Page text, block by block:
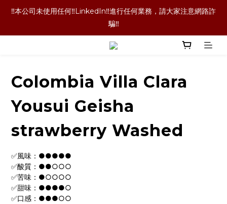
‼️本公司未使用任何‼️LinkedIn‼️進行任何業務，請大家注意網路詐
騙‼️
‼️本公司未使用任何‼️LinkedIn‼️進行任何業務，請大家注意網路詐
騙‼️
‼️咖啡豆喝完了！咖啡袋就丟掉嗎！當然不是囉！長期購買的老客
‼️單品咖啡任選二包9折優惠！買更多折扣越多喔‼️
騙‼️
Colombia Villa Clara
Yousui Geisha
strawberry Washed
✅風味：●●●●●
✅酸質：●●○○○
✅苦味：●○○○○
✅甜味：●●●●○
✅口感：●●●○○